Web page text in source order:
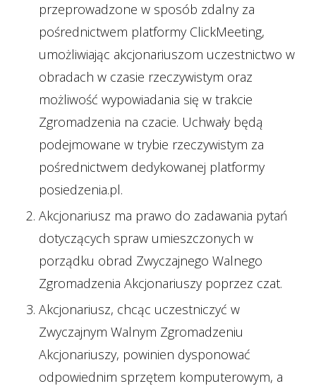
przeprowadzone w sposób zdalny za
pośrednictwem platformy ClickMeeting,
umożliwiając akcjonariuszom uczestnictwo w
obradach w czasie rzeczywistym oraz
możliwość wypowiadania się w trakcie
Zgromadzenia na czacie. Uchwały będą
podejmowane w trybie rzeczywistym za
pośrednictwem dedykowanej platformy
posiedzenia.pl.
Akcjonariusz ma prawo do zadawania pytań
dotyczących spraw umieszczonych w
porządku obrad Zwyczajnego Walnego
Zgromadzenia Akcjonariuszy poprzez czat.
Akcjonariusz, chcąc uczestniczyć w
Zwyczajnym Walnym Zgromadzeniu
Akcjonariuszy, powinien dysponować
odpowiednim sprzętem komputerowym, a